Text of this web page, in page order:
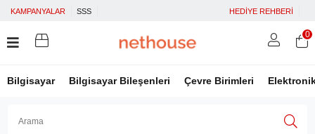
KAMPANYALAR SSS HEDİYE REHBERİ
Bilgisayar Bilgisayar Bileşenleri Çevre Birimleri
0